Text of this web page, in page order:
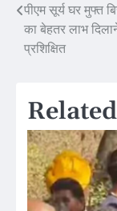
Post
navigation
पीएम सूर्य घर मुफ्त
का बेहतर लाभ
प्रशिक्षित